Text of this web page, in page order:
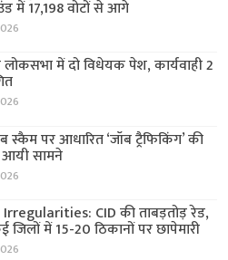
में 17,198 वोटों से आगे
में दो विधेयक पेश, कार्यवाही 2
पर आधारित ‘जॉब ट्रैफिकिंग’ की
सामने
Irregularities: CID की ताबड़तोड़ रेड,
जिलों में 15-20 ठिकानों पर छापेमारी